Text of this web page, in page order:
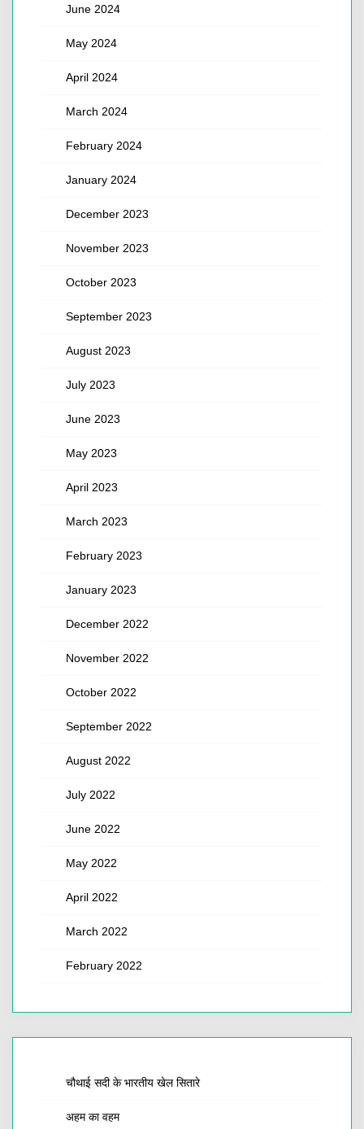
June 2024
May 2024
April 2024
March 2024
February 2024
January 2024
December 2023
November 2023
October 2023
September 2023
August 2023
July 2023
June 2023
May 2023
April 2023
March 2023
February 2023
January 2023
December 2022
November 2022
October 2022
September 2022
August 2022
July 2022
June 2022
May 2022
April 2022
March 2022
February 2022
चौथाई सदी के भारतीय खेल सितारे
अहम का वहम